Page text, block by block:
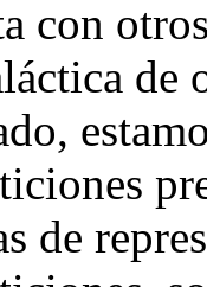
con
de
de